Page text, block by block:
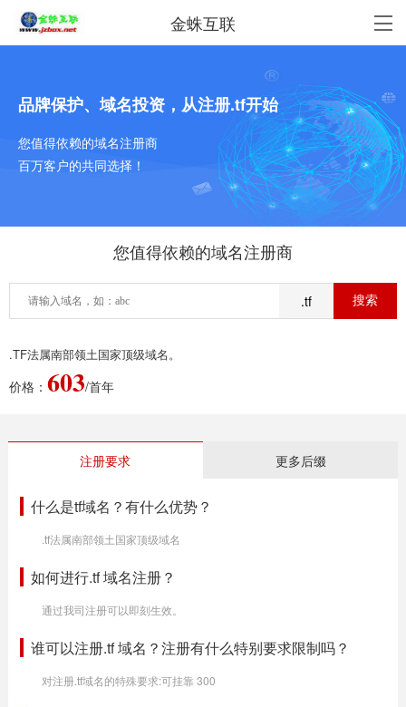
金蛛互联
品牌保护、域名投资，从注册.tf开始
您值得依赖的域名注册商
百万客户的共同选择！
您值得依赖的域名注册商
.tf
.TF法属南部领土国家顶级域名。
价格： 603/首年
注册要求 更多后缀
什么是tf域名？有什么优势？
.tf法属南部领土国家顶级域名
如何进行.tf 域名注册？
通过我司注册可以即刻生效。
谁可以注册.tf 域名？注册有什么特别要求限制吗？
对注册.tf域名的特殊要求:可挂靠 300